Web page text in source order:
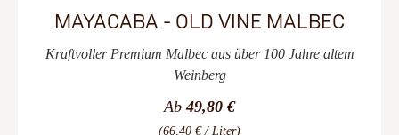
MAYACABA - OLD VINE MALBEC
Kraftvoller Premium Malbec aus über 100 Jahre altem
Weinberg
Ab49,80 €
(66,40 € / Liter)